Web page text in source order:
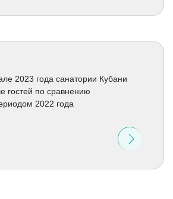
2023 года санатории Кубани
гостей по сравнению
2022 года